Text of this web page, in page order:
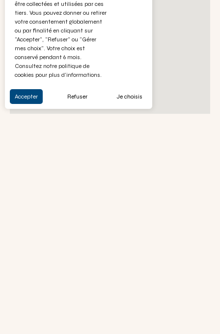
être collectées et utilisées par ces
tiers. Vous pouvez donner ou retirer
votre consentement globalement
ou par finalité en cliquant sur
"Accepter", "Refuser" ou "Gérer
mes choix". Votre choix est
conservé pendant 6 mois.
Consultez notre politique de
cookies pour plus d'informations.
Accepter Refuser Je choisis